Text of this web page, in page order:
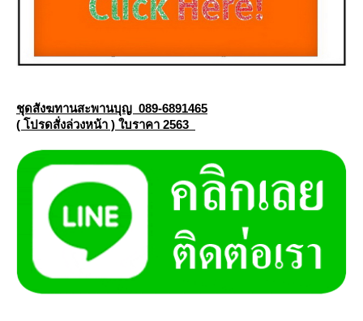
ชุดสังฆทานสะพานบุญ 089-6891465
( โปรดสั่งล่วงหน้า ) ใบราคา 2563